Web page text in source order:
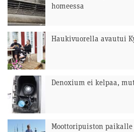
homeessa
Haukivuorella avautui
Denoxium ei kelpaa,
Moottoripuiston